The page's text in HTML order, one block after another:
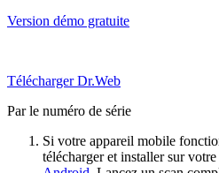
Version démo gratuite
Télécharger Dr.Web
Par le numéro de série
Si votre appareil mobile
télécharger et installer sur